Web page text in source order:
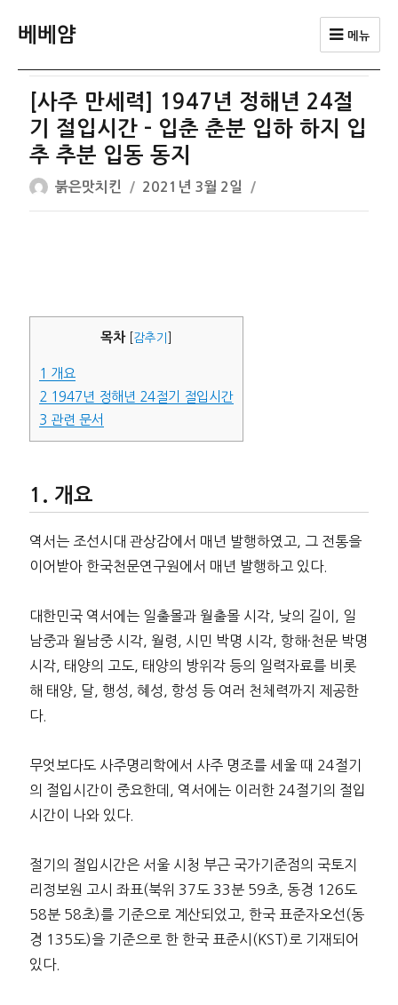
베베얌 메뉴
[사주 만세력] 1947년 정해년 24절
기 절입시간 – 입춘 춘분 입하 하지 입
추 추분 입동 동지
글
쓴
붉은맛치킨
작
성
2021년 3월 2일
목차 감추기
1 개요
2 1947년 정해년 24절기 절입시간
3 관련 문서
개요
역서는 조선시대 관상감에서 매년 발행하였고, 그 전통을
이어받아 한국천문연구원에서 매년 발행하고 있다.
대한민국 역서에는 일출몰과 월출몰 시각, 낮의 길이, 일
남중과 월남중 시각, 월령, 시민 박명 시각, 항해·천문 박명
시각, 태양의 고도, 태양의 방위각 등의 일력자료를 비롯
해 태양, 달, 행성, 혜성, 항성 등 여러 천체력까지 제공한
다.
무엇보다도 사주명리학에서 사주 명조를 세울 때 24절기
의 절입시간이 중요한데, 역서에는 이러한 24절기의 절입
시간이 나와 있다.
절기의 절입시간은 서울 시청 부근 국가기준점의 국토지
리정보원 고시 좌표(북위 37도 33분 59초, 동경 126도
58분 58초)를 기준으로 계산되었고, 한국 표준자오선(동
경 135도)을 기준으로 한 한국 표준시(KST)로 기재되어
있다.